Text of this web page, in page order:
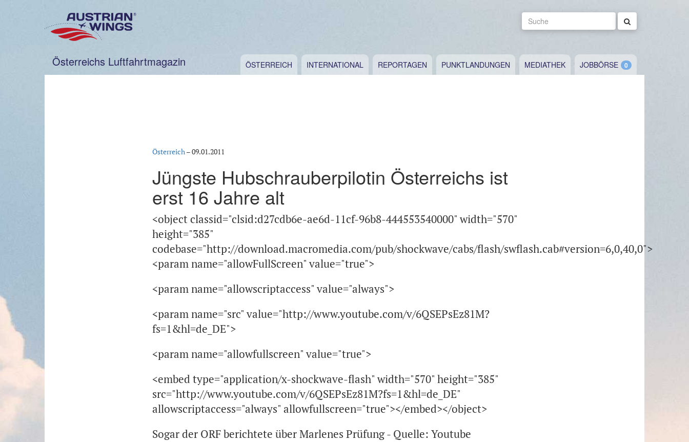
Suche
Österreichs Luftfahrtmagazin ÖSTERREICH INTERNATIONAL REPORTAGEN PUNKTLANDUNGEN MEDIATHEK JOBBÖRSE
Österreich–09.01.2011
Jüngste Hubschrauberpilotin Österreichs ist
erst 16 Jahre alt
<object classid="clsid:d27cdb6e-ae6d-11cf-96b8-444553540000" width="570"
height="385"
codebase="http://download.macromedia.com/pub/shockwave/cabs/flash/swflash.cab#version=6,0,40,0">
<param name="allowFullScreen" value="true">
<param name="allowscriptaccess" value="always">
<param name="src" value="http://www.youtube.com/v/6QSEPsEz81M?
fs=1&hl=de_DE">
<param name="allowfullscreen" value="true">
<embed type="application/x-shockwave-flash" width="570" height="385"
src="http://www.youtube.com/v/6QSEPsEz81M?fs=1&hl=de_DE"
allowscriptaccess="always" allowfullscreen="true"></embed></object>
Sogar der ORF berichtete über Marlenes Prüfung - Quelle: Youtube